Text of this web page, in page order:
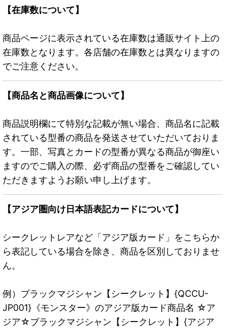
【在庫数について】
商品ページに表示されている在庫数は通販サイト上の
在庫数となります。各店舗の在庫数とは異なりますの
でご注意ください。
【商品名と商品画像について】
商品説明欄にて特別な記載が無い場合、商品名に記載
されている型番の商品を発送させていただいておりま
す。一部、写真とカードの型番が異なる商品が御座い
ますのでご購入の際、必ず商品の型番をご確認してい
ただきますようお願い申し上げます。
【アジア圏向け日本語表記カードについて】
シークレットレアなど「アジア版カード」をこちらか
ら表記している場合を除き、商品を区別しておりませ
ん。
例）ブラックマジシャン【シークレット】{QCCU-
JP001}《モンスター》のアジア版カード商品名 ☆ア
ジア☆ブラックマジシャン【シークレット】{アジア